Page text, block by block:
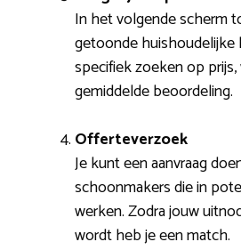
In het volgende scherm
getoonde huishoudelijke
specifiek zoeken op
gemiddelde beoordeling.
Offerteverzoek
Je kunt een aanvraag
schoonmakers die in
werken. Zodra jouw
wordt heb je een match.